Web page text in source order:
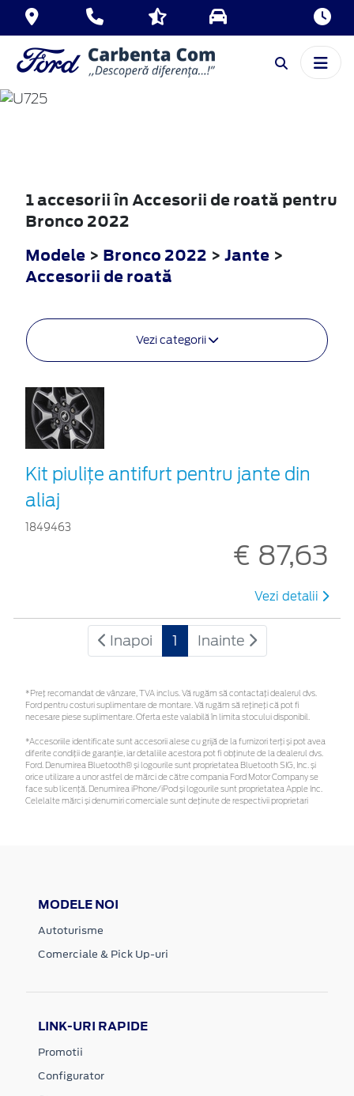
BRONCO
1 accesorii în Accesorii de roată pentru
Bronco 2022
Modele > Bronco 2022 > Jante >
Accesorii de roată
Vezi categorii
Kit piuliţe antifurt pentru jante din
aliaj
1849463
€ 87,63
Vezi detalii
Inapoi 1 Inainte
*Preţ recomandat de vânzare, TVA inclus. Vă rugăm să contactaţi dealerul dvs.
Ford pentru costuri suplimentare de montare. Vă rugăm să rețineți că pot fi
necesare piese suplimentare. Oferta este valabilă în limita stocului disponibil.
*Accesoriile identificate sunt accesorii alese cu grijă de la furnizori terți și pot avea
diferite condiții de garanție, iar detaliile acestora pot fi obținute de la dealerul dvs.
Ford. Denumirea Bluetooth® și logourile sunt proprietatea Bluetooth SIG, Inc. și
orice utilizare a unor astfel de mărci de către compania Ford Motor Company se
face sub licență. Denumirea iPhone/iPod și logourile sunt proprietatea Apple Inc.
Celelalte mărci și denumiri comerciale sunt deținute de respectivii proprietari
MODELE NOI
Autoturisme
Comerciale & Pick Up-uri
LINK-URI RAPIDE
Promotii
Configurator